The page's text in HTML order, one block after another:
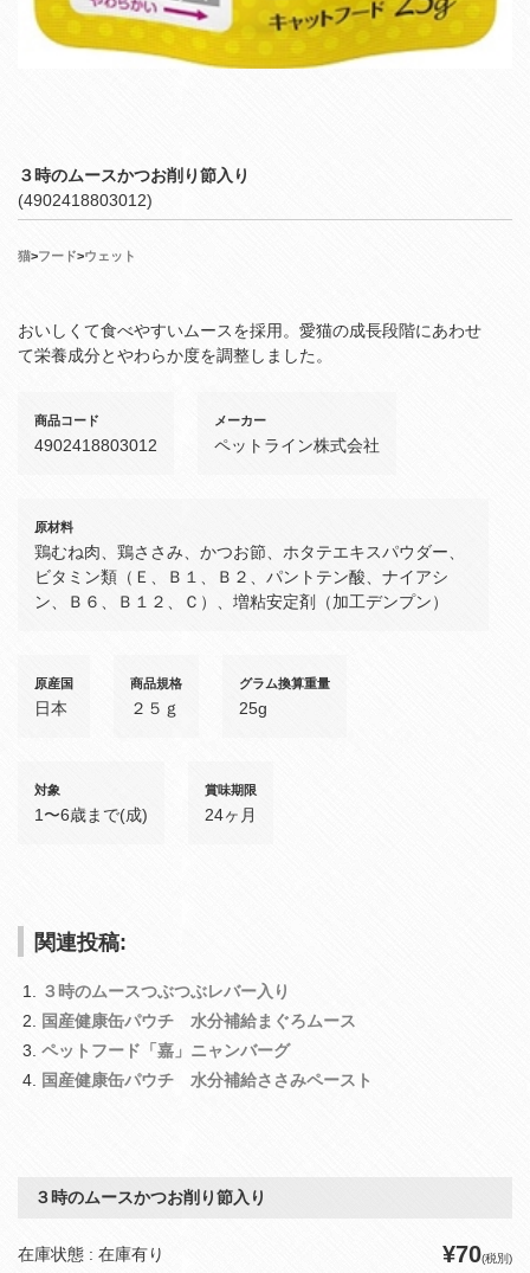
３時のムースかつお削り節入り
(4902418803012)
猫>フード>ウェット
おいしくて食べやすいムースを採用。愛猫の成長段階にあわせ
て栄養成分とやわらか度を調整しました。
商品コード
4902418803012
メーカー
ペットライン株式会社
原材料
鶏むね肉、鶏ささみ、かつお節、ホタテエキスパウダー、
ビタミン類（Ｅ、Ｂ１、Ｂ２、パントテン酸、ナイアシ
ン、Ｂ６、Ｂ１２、Ｃ）、増粘安定剤（加工デンプン）
原産国
日本
商品規格
２５ｇ
グラム換算重量
25g
対象
1〜6歳まで(成)
賞味期限
24ヶ月
関連投稿:
３時のムースつぶつぶレバー入り
国産健康缶パウチ 水分補給まぐろムース
ペットフード「嘉」ニャンバーグ
国産健康缶パウチ 水分補給ささみペースト
３時のムースかつお削り節入り
在庫状態 : 在庫有り ¥70(税別)